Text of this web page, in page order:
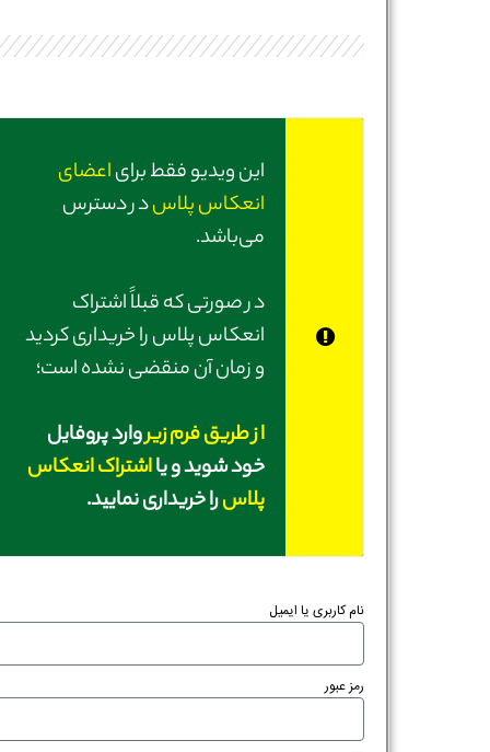
این ویدیو فقط برایاعضای
انعکاس پلاسدر دسترس
می‌باشد.
در صورتی‌ که قبلاً اشتراک
انعکاس پلاس را خریداری کردید
و زمان آن منقضی نشده است؛
از طریق فرم زیروارد پروفایل
خود شوید و یااشتراک انعکاس
پلاسرا خریداری نمایید.
نام کاربری یا ایمیل
رمز عبور